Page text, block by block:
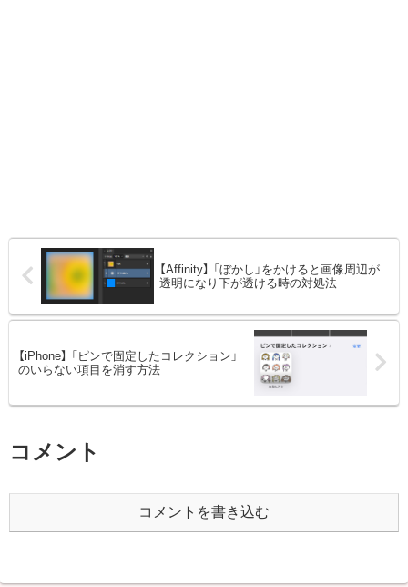
【Affinity】 「ぼかし」をかけると画像周辺が
透明になり下が透ける時の対処法
【iPhone】 「ピンで固定したコレクション」
のいらない項目を消す方法
コメント
コメントを書き込む